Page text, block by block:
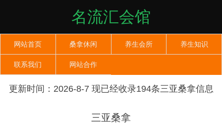
名流汇会馆
网站首页 桑拿休闲 养生会所 养生知识
联系我们 网站合作
更新时间：2026-8-7 现已经收录194条三亚桑拿信息
三亚桑拿